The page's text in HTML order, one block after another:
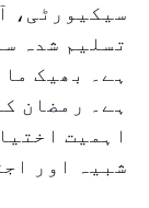
سیکیورٹی،
تسلیم شدہ
ہے۔ بھیک
ہے۔ رمضان
اہمیت
شبیہ اور